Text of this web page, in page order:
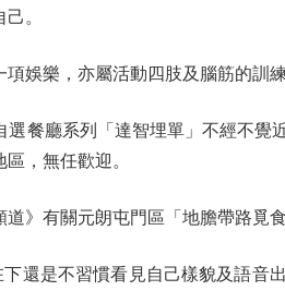
。
樂，亦屬活動四肢及腦筋的訓練
廳系列「達智埋單」不經不覺
，無任歡迎。
有關元朗屯門區「地膽帶路覓食
是不習慣看見自己樣貌及語音